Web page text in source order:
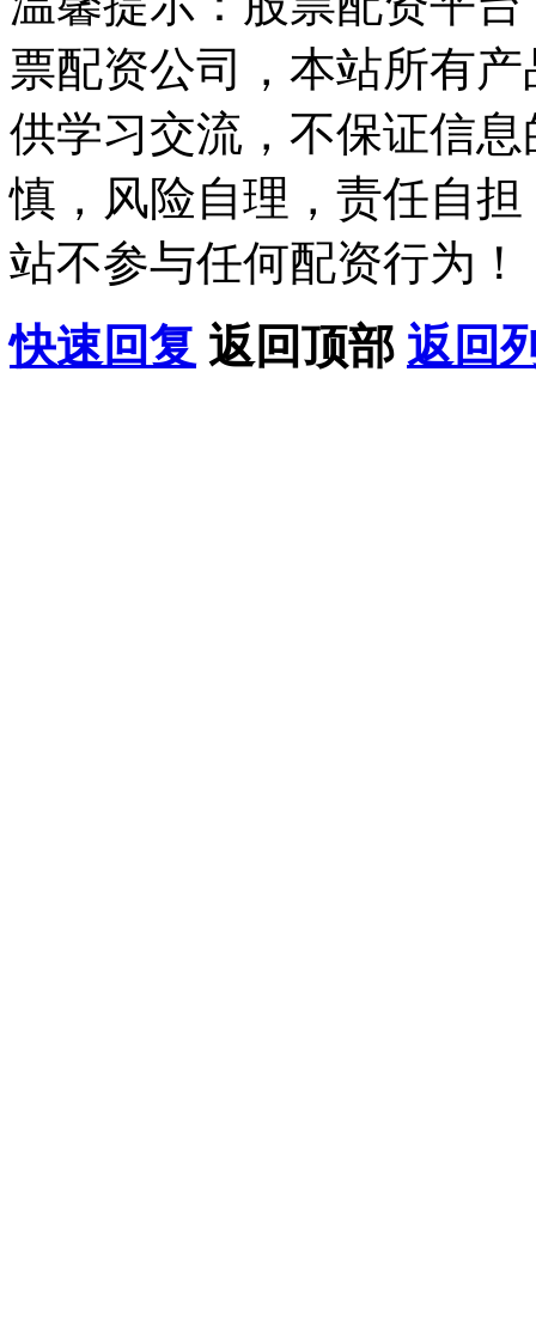
票配资公司，本站所有
供学习交流，不保证信
慎，风险自理，责任自
站不参与任何配资行为！
快速回复 返回顶部 返回